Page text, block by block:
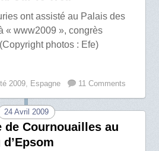
ont assisté au Palais des
« www2009 », congrès
photos : Efe)
2009 Espagne 11 Comments
24 Avril 2009
de Cournouailles au